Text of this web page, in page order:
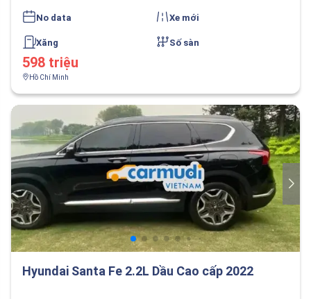
No data Xe mới
Xăng Số sàn
598 triệu
Hồ Chí Minh
Hyundai Santa Fe 2.2L Dầu Cao cấp 2022